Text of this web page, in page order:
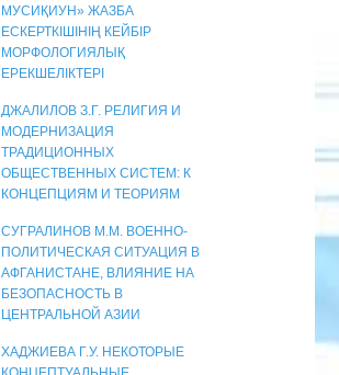
МУСИҚИУН» ЖАЗБА
ЕСКЕРТКІШІНІҢ КЕЙБІР
МОРФОЛОГИЯЛЫҚ
ЕРЕКШЕЛІКТЕРІ
ДЖАЛИЛОВ З.Г. РЕЛИГИЯ И
МОДЕРНИЗАЦИЯ
ТРАДИЦИОННЫХ
ОБЩЕСТВЕННЫХ СИСТЕМ: К
КОНЦЕПЦИЯМ И ТЕОРИЯМ
СУГРАЛИНОВ М.М. ВОЕННО-
ПОЛИТИЧЕСКАЯ СИТУАЦИЯ В
АФГАНИСТАНЕ, ВЛИЯНИЕ НА
БЕЗОПАСНОСТЬ В
ЦЕНТРАЛЬНОЙ АЗИИ
ХАДЖИЕВА Г.У. НЕКОТОРЫЕ